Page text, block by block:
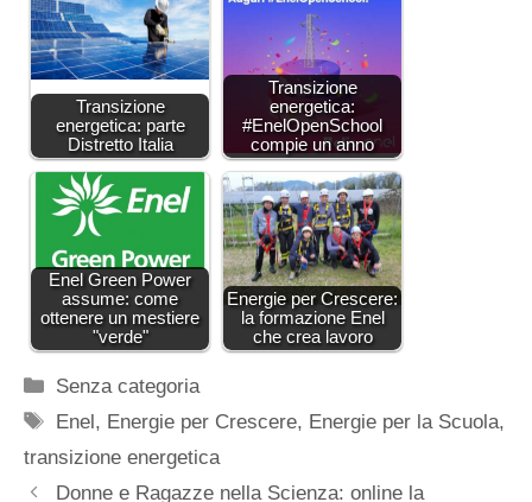
Transizione
energetica: parte
Distretto Italia
Transizione
energetica:
#EnelOpenSchool
compie un anno
Enel Green Power
assume: come
ottenere un mestiere
"verde"
Energie per Crescere:
la formazione Enel
che crea lavoro
Categorie
Senza categoria
Tag
Enel, Energie per Crescere, Energie per la Scuola,
transizione energetica
Donne e Ragazze nella Scienza: online la